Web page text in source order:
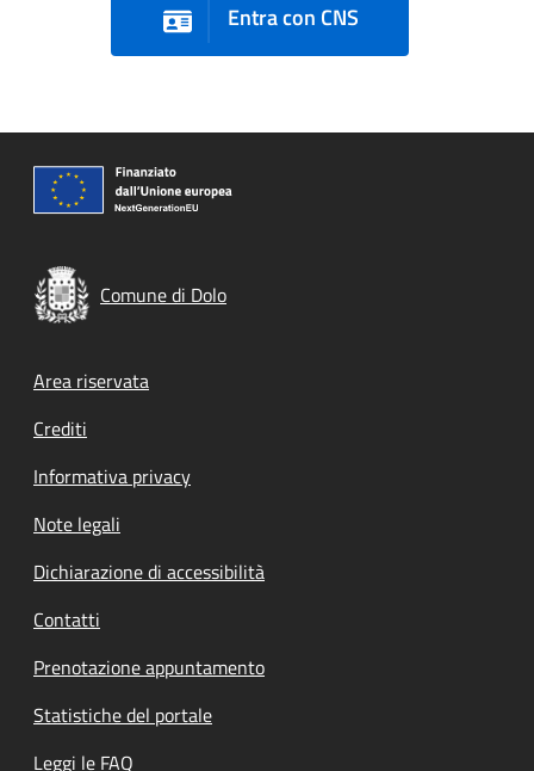
Entra con CNS
Comune di Dolo
Footer menu
Area riservata
Crediti
Informativa privacy
Note legali
Dichiarazione di accessibilità
Contatti
Prenotazione appuntamento
Statistiche del portale
Leggi le FAQ